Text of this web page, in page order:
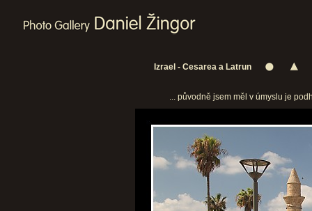
Izrael - Cesarea a Latrun
... původně jsem měl v úmyslu je